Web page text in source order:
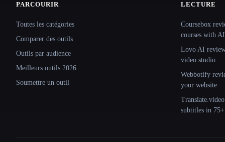
PARCOURIR
Toutes les catégories
Comparer des outils
Outils par audience
Meilleurs outils 2026
Soumettre un outil
LECTURE
Coursebox
courses with AI
Lovo AI
video studio
Webbotify
your website
subtitles in 75+